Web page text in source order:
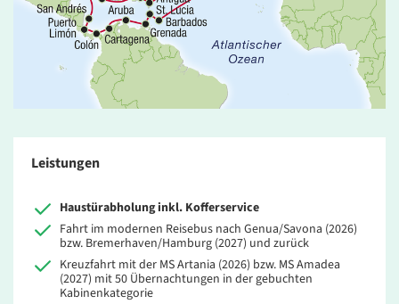
Leistungen
Haustürabholung inkl. Kofferservice
Fahrt im modernen Reisebus nach Genua/Savona (2026)
bzw. Bremerhaven/Hamburg (2027) und zurück
Kreuzfahrt mit der MS Artania (2026) bzw. MS Amadea
(2027) mit 50 Übernachtungen in der gebuchten
Kabinenkategorie